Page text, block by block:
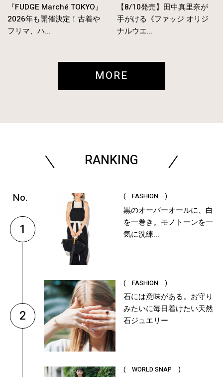
『FUDGE Marché TOKYO』
2026年も開催決定！古着や
フリマ、ハ...
【8/10発売】田中真里奈が
手がける《ファッジ オリジ
ナルウエ...
MORE
RANKING
1
( FASHION )
黒のオーバーオールに、白
を一巻き。モノトーンを一
気に洗練...
2
( FASHION )
石には意味がある。お守り
みたいに毎日着けたい天然
石ジュエリー
( WORLD SNAP )